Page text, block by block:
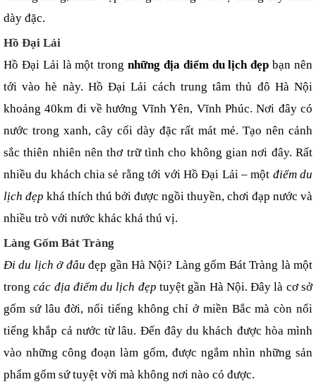
dày đặc.
Hồ Đại Lải
Hồ Đại Lải là một trong những địa điểm du lịch đẹp bạn nên
tới vào hè này. Hồ Đại Lải cách trung tâm thủ đô Hà Nội
khoảng 40km đi về hướng Vĩnh Yên, Vĩnh Phúc. Nơi đây có
nước trong xanh, cây cối dày đặc rất mát mẻ. Tạo nên cảnh
sắc thiên nhiên nên thơ trữ tình cho không gian nơi đây. Rất
nhiều du khách chia sẻ rằng tới với Hồ Đại Lải – một điểm du
lịch đẹp khá thích thú bởi được ngồi thuyền, chơi đạp nước và
nhiều trò với nước khác khá thú vị.
Làng Gốm Bát Tràng
Đi du lịch ở đâu đẹp gần Hà Nội? Làng gốm Bát Tràng là một
trong các địa điểm du lịch đẹp tuyệt gần Hà Nội. Đây là cơ sở
gốm sứ lâu đời, nổi tiếng không chỉ ở miền Bắc mà còn nổi
tiếng khắp cả nước từ lâu. Đến đây du khách được hòa mình
vào những công đoạn làm gốm, được ngắm nhìn những sản
phẩm gốm sứ tuyệt vời mà không nơi nào có được.